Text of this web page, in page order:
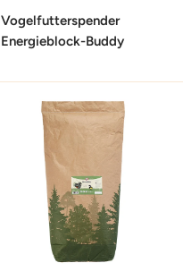
Vogelfutterspender
Energieblock-Buddy